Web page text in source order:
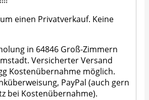
einen Privatverkauf. Keine
in 64846 Groß-Zimmern
Versicherter Versand
Kostenübernahme möglich.
PayPal (auch gern
bei Kostenübernahme).